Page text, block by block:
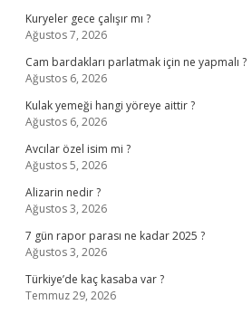
Kuryeler gece çalışır mı ?
Ağustos 7, 2026
Cam bardakları parlatmak için ne yapmalı ?
Ağustos 6, 2026
Kulak yemeği hangi yöreye aittir ?
Ağustos 6, 2026
Avcılar özel isim mi ?
Ağustos 5, 2026
Alizarin nedir ?
Ağustos 3, 2026
7 gün rapor parası ne kadar 2025 ?
Ağustos 3, 2026
Türkiye’de kaç kasaba var ?
Temmuz 29, 2026